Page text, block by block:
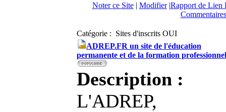
Noter ce Site| Modifier|Rapport de Lien
Catégorie : Sites d'inscrits OUI
ADREP.FR un site de l'éducation
permanente et de la formation
Description :
L'ADREP,